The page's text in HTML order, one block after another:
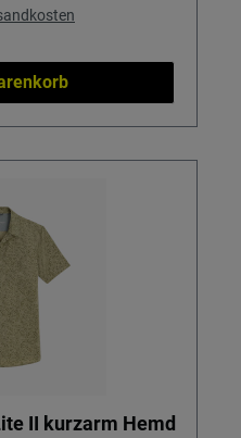
II kurzarm Hemd